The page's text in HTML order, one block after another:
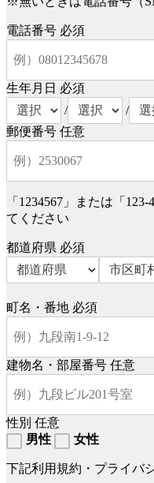
電話番号 必須
生年月日 必須
/
/
郵便番号 任意
「1234567」または「
てください
都道府県 必須
町名・番地 必須
建物名・部屋番号 任意
性別 任意
男性
女性
下記利用規約・プライバ